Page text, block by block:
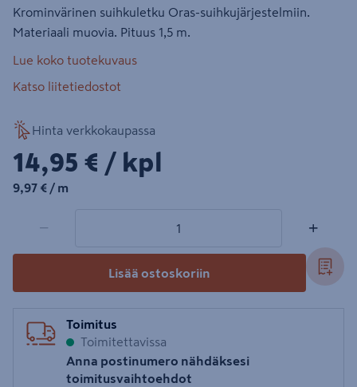
Krominvärinen suihkuletku Oras-suihkujärjestelmiin.
Materiaali muovia. Pituus 1,5 m.
Lue koko tuotekuvaus
Katso liitetiedostot
Hinta verkkokaupassa
14,95€/kpl
14,95 € / kpl
9,97€/m
9,97 € / m
− +
Lisää ostoskoriin
Toimitus
Toimitettavissa
Anna postinumero nähdäksesi
toimitusvaihtoehdot